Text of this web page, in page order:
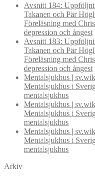
Avsnitt 184:
Takanen och Pär
Föreläsning med
depression och ångest
Avsnitt 183:
Takanen och Pär
Föreläsning med
depression och ångest
Mentalsjukhus |
Mentalsjukhus i
mentalsjukhus
Mentalsjukhus |
Mentalsjukhus i
mentalsjukhus
Mentalsjukhus |
Mentalsjukhus i
mentalsjukhus
Arkiv